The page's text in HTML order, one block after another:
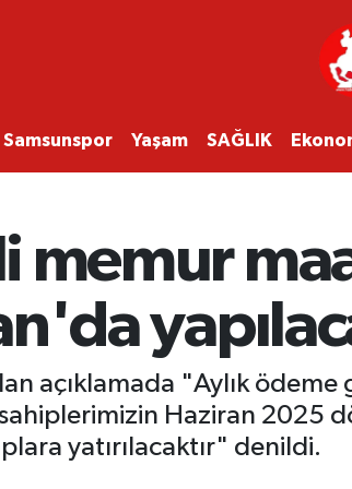
Samsunspor Yaşam SAĞLIK
memur
açıklamada "Aylık
Haziran 2025
yatırılacaktır" denildi.